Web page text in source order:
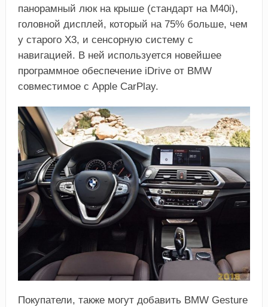
панорамный люк на крыше (стандарт на М40i),
головной дисплей, который на 75% больше, чем
у старого Х3, и сенсорную систему с
навигацией. В ней используется новейшее
программное обеспечение iDrive от BMW
совместимое с Apple CarPlay.
Покупатели, также могут добавить BMW Gesture